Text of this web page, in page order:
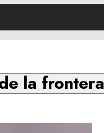
la frontera